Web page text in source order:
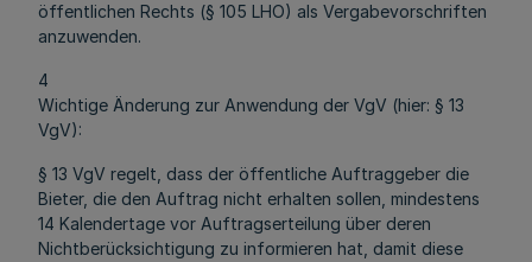
öffentlichen Rechts (§ 105 LHO) als Vergabevorschriften
anzuwenden.
4
Wichtige Änderung zur Anwendung der VgV (hier: § 13
VgV):
§ 13 VgV regelt, dass der öffentliche Auftraggeber die
Bieter, die den Auftrag nicht erhalten sollen, mindestens
14 Kalendertage vor Auftragserteilung über deren
Nichtberücksichtigung zu informieren hat, damit diese